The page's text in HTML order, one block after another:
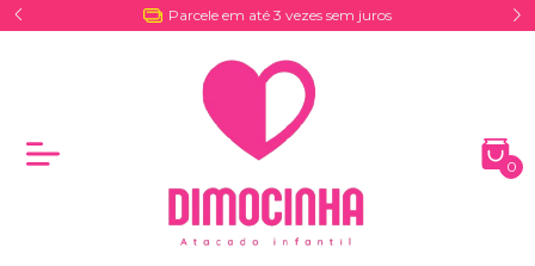
Entrega por Coreios e Excursões
0